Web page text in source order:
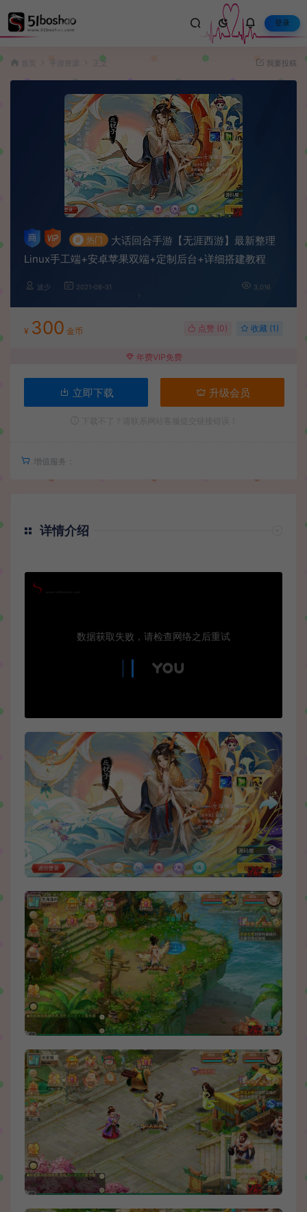
登录
手游资源 正文 我要投稿
# 热门
大话回合手游【无涯西游】最新整理
Linux手工端+安卓苹果双端+定制后台+详细搭建教程
波少 2021-08-31 3,016
¥ 300 金币 点赞 (0) 收藏 (1)
年费VIP免费
立即下载 升级会员
增值服务：
详情介绍